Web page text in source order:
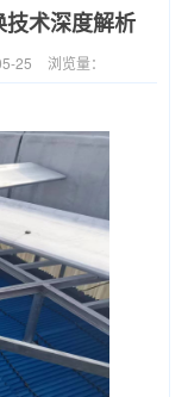
术深度解析
25 浏览量：